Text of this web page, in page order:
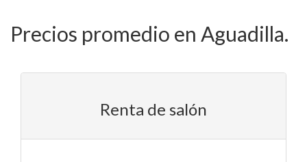
Precios promedio en Aguadilla.
Renta de salón